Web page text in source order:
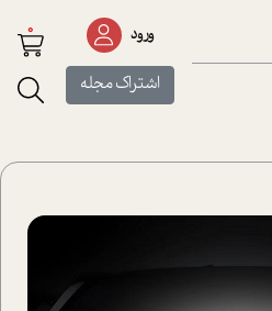
ورود
اشتراک مجله
0